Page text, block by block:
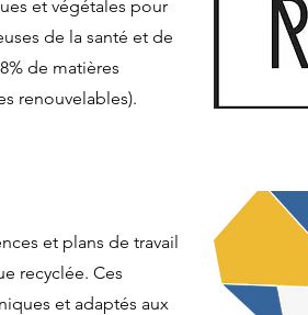
et plans de travail
recyclée. Ces
et adaptés aux
et végétales pour
de la santé et de
de matières
renouvelables).